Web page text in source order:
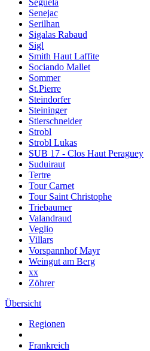
Senejac
Serilhan
Sigalas Rabaud
Sigl
Smith Haut Laffite
Sociando Mallet
Sommer
St.Pierre
Steindorfer
Steininger
Stierschneider
Strobl
Strobl Lukas
SUB 17 - Clos Haut Peraguey
Suduiraut
Tertre
Tour Carnet
Tour Saint Christophe
Triebaumer
Valandraud
Veglio
Villars
Vorspannhof Mayr
Weingut am Berg
xx
Zöhrer
Übersicht
Regionen
Frankreich